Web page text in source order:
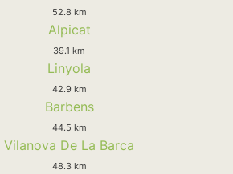
52.8 km
Alpicat
39.1 km
Linyola
42.9 km
Barbens
44.5 km
Vilanova De La Barca
48.3 km